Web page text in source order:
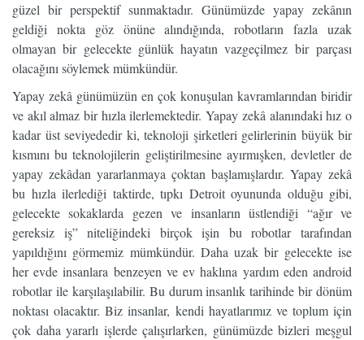
güzel bir perspektif sunmaktadır. Günümüzde yapay zekânın
geldiği nokta göz önüne alındığında, robotların fazla uzak
olmayan bir gelecekte günlük hayatın vazgeçilmez bir parçası
olacağını söylemek mümkündür.
Yapay zekâ günümüzün en çok konuşulan kavramlarından biridir
ve akıl almaz bir hızla ilerlemektedir. Yapay zekâ alanındaki hız o
kadar üst seviyededir ki, teknoloji şirketleri gelirlerinin büyük bir
kısmını bu teknolojilerin geliştirilmesine ayırmışken, devletler de
yapay zekâdan yararlanmaya çoktan başlamışlardır. Yapay zekâ
bu hızla ilerlediği taktirde, tıpkı Detroit oyununda olduğu gibi,
gelecekte sokaklarda gezen ve insanların üstlendiği “ağır ve
gereksiz iş” niteliğindeki birçok işin bu robotlar tarafından
yapıldığını görmemiz mümkündür. Daha uzak bir gelecekte ise
her evde insanlara benzeyen ve ev haklına yardım eden android
robotlar ile karşılaşılabilir. Bu durum insanlık tarihinde bir dönüm
noktası olacaktır. Biz insanlar, kendi hayatlarımız ve toplum için
çok daha yararlı işlerde çalışırlarken, günümüzde bizleri meşgul